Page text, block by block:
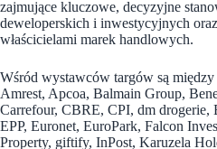
zajmujące kluczowe, decyzyjne
deweloperskich i inwestycyjnych
właścicielami marek handlowych.
Wśród wystawców targów są
Amrest, Apcoa, Balmain Group,
Carrefour, CBRE, CPI, dm drogerie,
EPP, Euronet, EuroPark, Falcon
Property, giftify, InPost, Karuzela